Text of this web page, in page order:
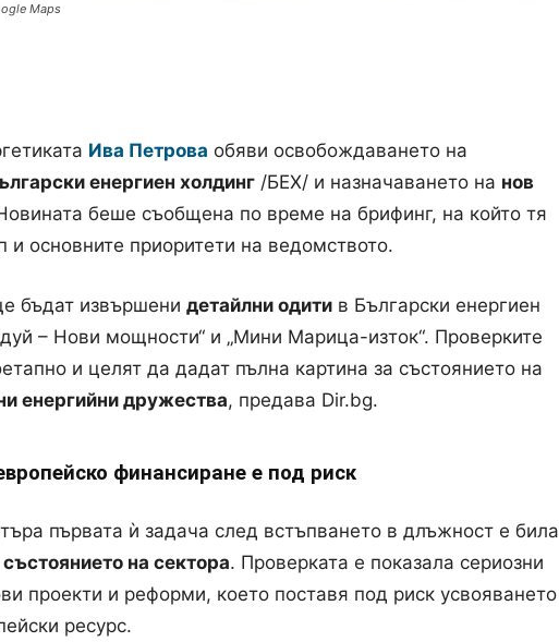
Maps
Ива Петрова обяви освобождаването на
енергиен холдинг /БЕХ/ и назначаването на нов
беше съобщена по време на брифинг, на който тя
и основните приоритети на ведомството.
бъдат извършени детайлни одити в Български енергиен
– Нови мощности“ и „Мини Марица-изток“. Проверките
и целят да дадат пълна картина за състоянието на
енергийни дружества, предава Dir.bg.
финансиране е под риск
първата ѝ задача след встъпването в длъжност е била
състоянието на сектора. Проверката е показала сериозни
проекти и реформи, което поставя под риск усвояването
ресурс.